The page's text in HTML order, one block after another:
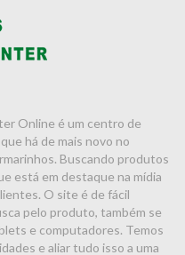
Online é um centro de
há de mais novo no
Buscando produtos
está em destaque na mídia
O site é de fácil
pelo produto, também se
e computadores. Temos
e aliar tudo isso a uma